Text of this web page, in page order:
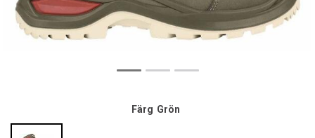
Färg Grön